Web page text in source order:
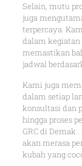
Selain, mutu
juga
terpercaya.
dalam
memastikan
jadwal
Kami juga
dalam setiap
konsultasi dan
hingga proses
GRC di Demak
akan merasa
kubah yang